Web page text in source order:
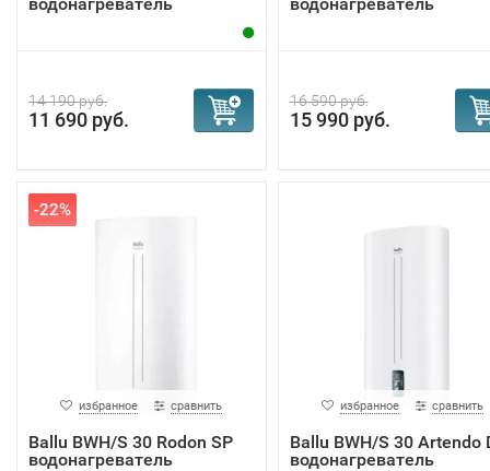
14 190 руб.
11 690 руб.
16 590 руб.
15 990 руб.
-22%
избранное сравнить
Ballu BWH/S 30 Rodon SP
водонагреватель
избранное сравнить
Ballu BWH/S 30 Artendo
водонагреватель